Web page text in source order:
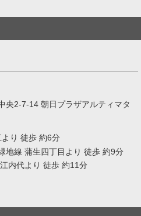
央2-7-14 朝日プラザアルティマタ
り 徒歩 約6分
地線 蒲生四丁目より 徒歩 約9分
内代より 徒歩 約11分